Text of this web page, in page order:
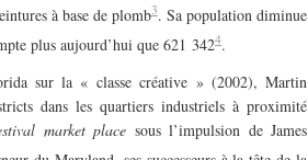
à base de plomb3. Sa population diminue
plus aujourd’hui que 621 3424.
sur la « classe créative » (2002), Martin
dans les quartiers industriels à proximité
market place sous l’impulsion de James